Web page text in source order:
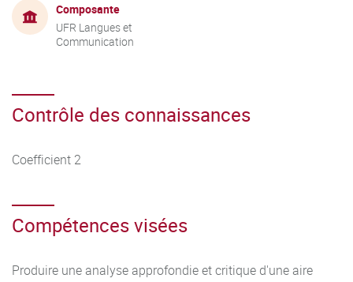
Composante
UFR Langues et
Communication
Contrôle des connaissances
Coefficient 2
Compétences visées
Produire une analyse approfondie et critique d'une aire